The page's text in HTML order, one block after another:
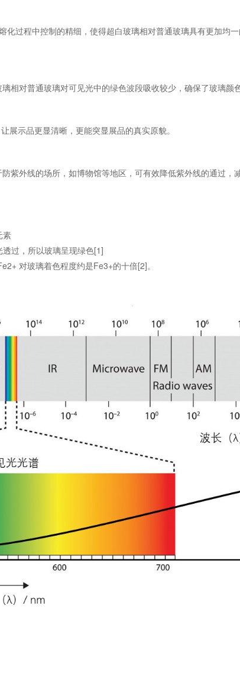
化过程中控制的精细，使得超白玻璃相对普通玻璃具有更加均
相对普通玻璃对可见光中的绿色波段吸收较少，确保了玻璃颜色
展示品更显清晰，更能突显展品的真实原貌。
紫外线的场所，如博物馆等地区，可有效降低紫外线的通过，
素
过，所以玻璃呈现绿色[1]
对玻璃着色程度约是Fe3+的十倍[2]。